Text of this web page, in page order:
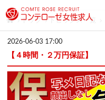
トップ トピックス一覧
2026-06-03 17:00
【４時間・２万円保証】